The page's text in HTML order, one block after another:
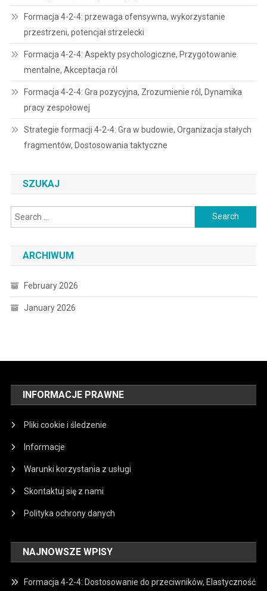
Formacja 4-2-4: przewaga ofensywna, wykorzystanie
przestrzeni, potencjał strzelecki
Formacja 4-2-4: Aspekty psychologiczne, Przygotowanie
mentalne, Akceptacja ról
Formacja 4-2-4: Gra pozycyjna, Zrozumienie ról, Dynamika
pracy zespołowej
Strategie formacji 4-2-4: Gra w budowie, Organizacja stałych
fragmentów, Dostosowania taktyczne
SZUKAJ
Search
for:
ARCHIWUM
February 2026
January 2026
INFORMACJE PRAWNE
Pliki cookie i śledzenie
Informacje
Warunki korzystania z usługi
Skontaktuj się z nami
Polityka ochrony danych
NAJNOWSZE WPISY
Formacja 4-2-4: Dostosowanie do przeciwników, Elastyczność